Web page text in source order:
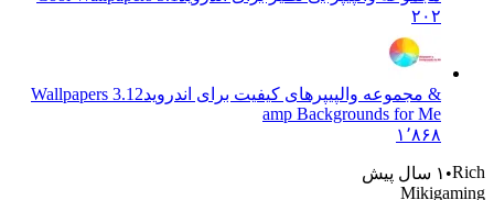
& مجموعه والپیپرهای کیفیت برای اندروید
3.12 Wallpapers
amp Backgrounds for Me